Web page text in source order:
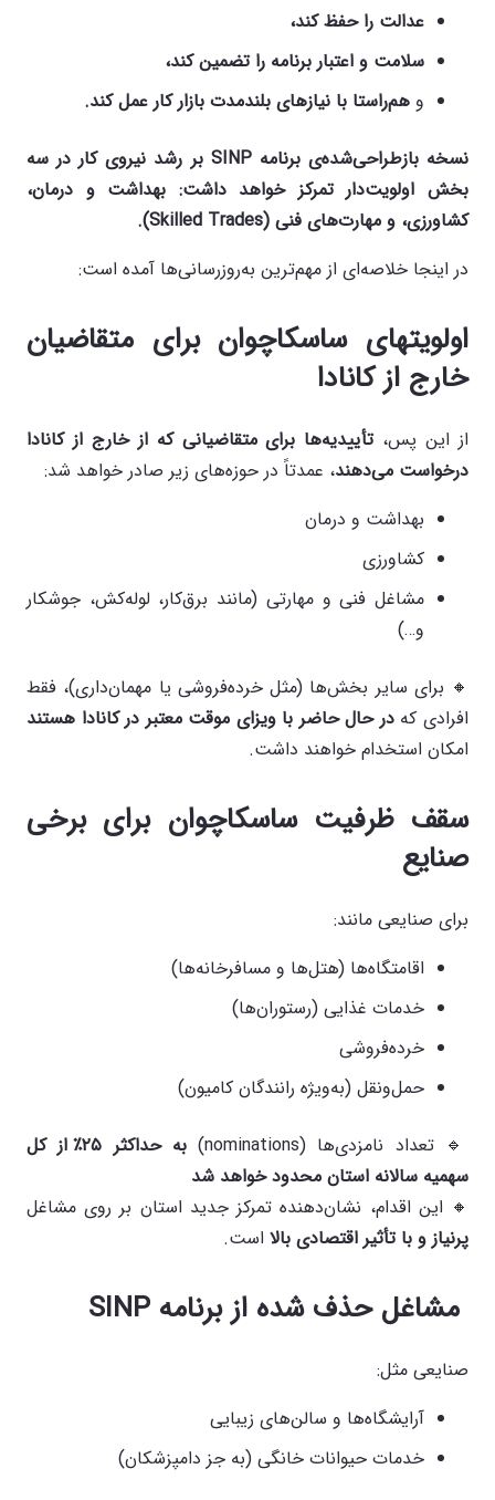
عدالت را حفظ کند،
سلامت و اعتبار برنامه را تضمین کند،
و هم‌راستا با نیازهای بلندمدت بازار کار عمل کند.
نسخه بازطراحی‌شده‌ی برنامه SINP
بر رشد نیروی کار در سه
بخش اولویت‌دار تمرکز خواهد داشت: بهداشت و درمان،
کشاورزی، و مهارت‌های فنی (Skilled Trades).
در اینجا خلاصه‌ای از مهم‌ترین به‌روزرسانی‌ها آمده است:
اولویتهای ساسکاچوان برای متقاضیان
خارج از کانادا
از این پس،تأییدیه‌ها برای متقاضیانی که از خارج از کانادا
درخواست می‌دهند، عمدتاً در حوزه‌های زیر صادر خواهد شد:
بهداشت و درمان
کشاورزی
مشاغل فنی و مهارتی (مانند برق‌کار، لوله‌کش، جوشکار
و…)
🔸 برای سایر بخش‌ها (مثل خرده‌فروشی یا مهمان‌داری)، فقط
افرادی کهدر حال حاضر با ویزای موقت معتبر در کانادا هستند
امکان استخدام خواهند داشت.
سقف ظرفیت ساسکاچوان برای برخی
صنایع
برای صنایعی مانند:
اقامتگاه‌ها (هتل‌ها و مسافرخانه‌ها)
خدمات غذایی (رستوران‌ها)
خرده‌فروشی
حمل‌ونقل (به‌ویژه رانندگان کامیون)
🔹 تعداد نامزدی‌ها (nominations) به حداکثر ۲۵٪ از کل
سهمیه سالانه استان محدود خواهد شد
🔸 این اقدام، نشان‌دهنده تمرکز جدید استان بر روی مشاغل
پرنیاز و با تأثیر اقتصادی بالا است.
مشاغل حذف شده از برنامه
صنایعی مثل:
آرایشگاه‌ها و سالن‌های زیبایی
خدمات حیوانات خانگی (به جز دامپزشکان)